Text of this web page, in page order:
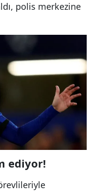
polis merkezine
ediyor!